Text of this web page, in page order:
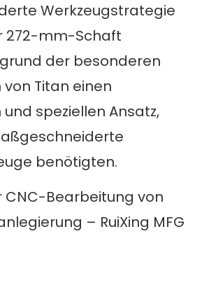
Werkzeugstrategie
272-mm-Schaft
der besonderen
Titan einen
speziellen Ansatz,
benötigten.